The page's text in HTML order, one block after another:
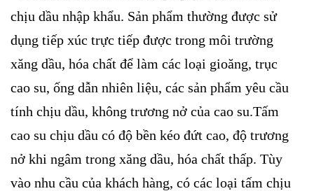
chịu dầu nhập khẩu. Sản phẩm thường được sử
dụng tiếp xúc trực tiếp được trong môi trường
xăng dầu, hóa chất để làm các loại gioăng, trục
cao su, ống dẫn nhiên liệu, các sản phẩm yêu cầu
tính chịu dầu, không trương nở của cao su.Tấm
cao su chịu dầu có độ bền kéo đứt cao, độ trương
nở khi ngâm trong xăng dầu, hóa chất thấp. Tùy
vào nhu cầu của khách hàng, có các loại tấm chịu